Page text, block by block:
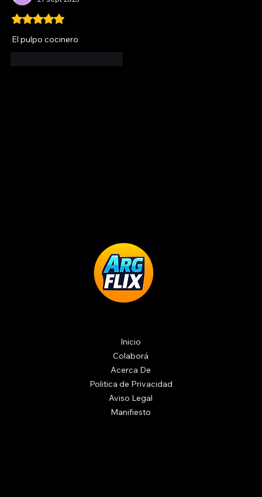
Obtuvo 5 de 5 estrellas.
El pulpo cocinero
Inicio
Colaborá
Acerca De
Politica de Privacidad
Aviso Legal
Manifiesto